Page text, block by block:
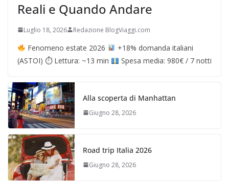
Reali e Quando Andare
Luglio 18, 2026 Redazione BlogViaggi.com
Fenomeno estate 2026
+18% domanda italiani
(ASTOI) ⏱ Lettura: ~13 min
Spesa media: 980€ / 7 notti
Alla scoperta di Manhattan
Giugno 28, 2026
Road trip Italia 2026
Giugno 28, 2026